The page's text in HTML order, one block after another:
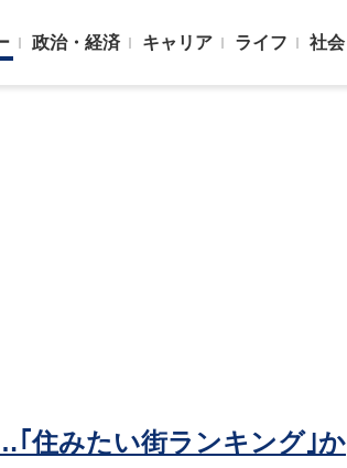
政治・経済 キャリア ライフ 社会
｢住みたい街ランキング｣か